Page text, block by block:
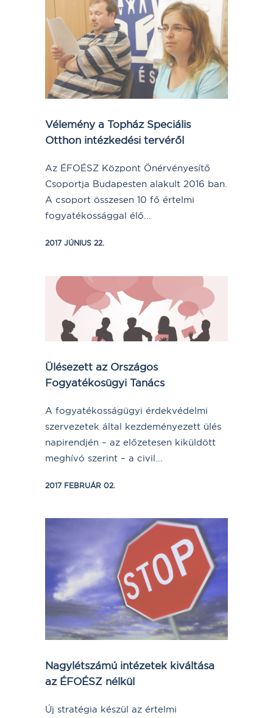
Vélemény a Topház Speciális
Otthon intézkedési tervéről
Az ÉFOÉSZ Központ Önérvényesítő
Csoportja Budapesten alakult 2016 ban.
A csoport összesen 10 fő értelmi
fogyatékossággal élő...
2017 JÚNIUS 22.
Ülésezett az Országos
Fogyatékosügyi Tanács
A fogyatékosságügyi érdekvédelmi
szervezetek által kezdeményezett ülés
napirendjén – az előzetesen kiküldött
meghívó szerint – a civil...
2017 FEBRUÁR 02.
Nagylétszámú intézetek kiváltása
az ÉFOÉSZ nélkül
Új stratégia készül az értelmi